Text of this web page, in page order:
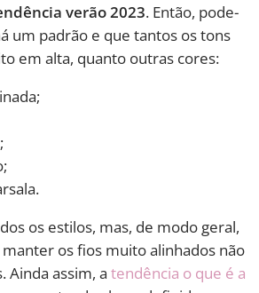
verão 2023. Então, pode-
um padrão e que tantos os tons
em alta, quanto outras cores:
os estilos, mas, de modo geral,
os fios muito alinhados não
Ainda assim, a tendência o que é a